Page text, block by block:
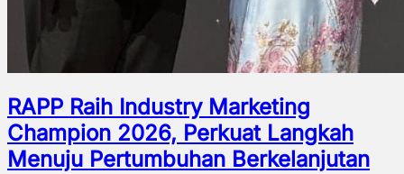
RAPP Raih Industry Marketing
Champion 2026, Perkuat Langkah
Menuju Pertumbuhan Berkelanjutan